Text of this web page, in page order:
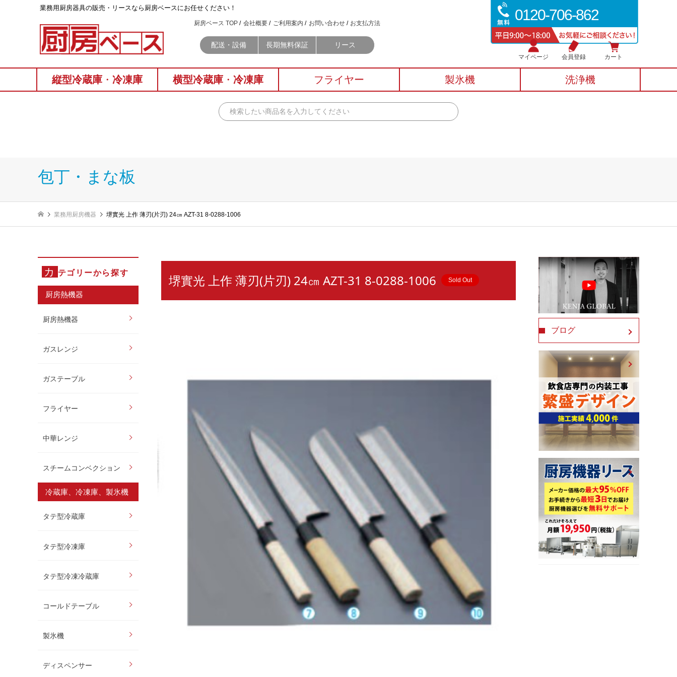
0120-706-862
業務⽤厨房器具の販売・リースなら厨房ベースにお任せください！
厨房ベース TOP 会社概要 ご利用案内 お問い合わせ お支払方法
配送・設備 長期無料保証 リース
マイページ 会員登録 カート
縦型冷蔵庫 ・ 冷凍庫 横型冷蔵庫 ・ 冷凍庫 フライヤー 製氷機 洗浄機
包丁・まな板
業務用厨房機器 堺實光 上作 薄刃(片刃) 24㎝ AZT-31 8-0288-1006
カ テゴリーから探す
厨房熱機器
厨房熱機器
ガスレンジ
ガステーブル
フライヤー
中華レンジ
スチームコンベクション
冷蔵庫、冷凍庫、製氷機
タテ型冷蔵庫
タテ型冷凍庫
タテ型冷凍冷蔵庫
コールドテーブル
製氷機
ディスペンサー
堺實光 上作 薄刃(片刃) 24㎝ AZT-31 8-0288-1006 Sold Out
ブログ